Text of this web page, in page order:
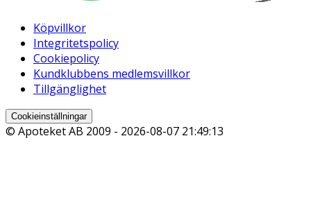
Köpvillkor
Integritetspolicy
Cookiepolicy
Kundklubbens medlemsvillkor
Tillgänglighet
Cookieinställningar
© Apoteket AB 2009 - 2026-08-07 21:49:13